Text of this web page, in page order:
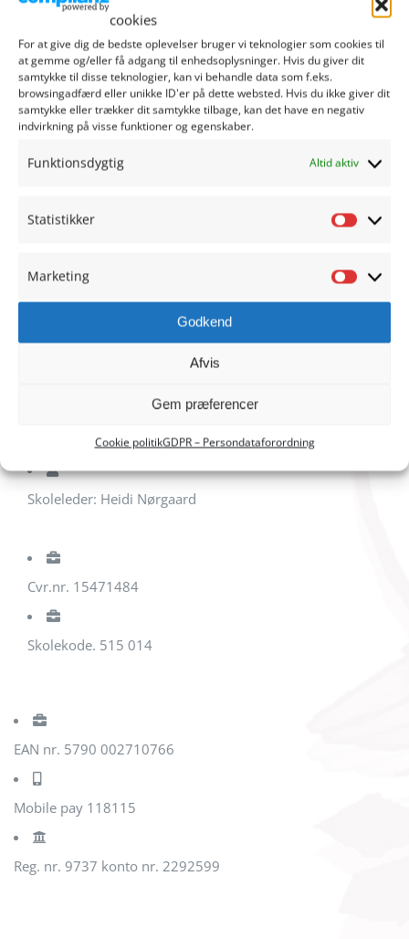
cookies
For at give dig de bedste oplevelser bruger vi teknologier som cookies til
at gemme og/eller få adgang til enhedsoplysninger. Hvis du giver dit
samtykke til disse teknologier, kan vi behandle data som f.eks.
browsingadfærd eller unikke ID'er på dette websted. Hvis du ikke giver dit
samtykke eller trækker dit samtykke tilbage, kan det have en negativ
indvirkning på visse funktioner og egenskaber.
Funktionsdygtig Altid aktiv
Statistikker
Marketing
Godkend
Afvis
Gem præferencer
Cookie politikGDPR – Persondataforordning
6100 Haderslev
Skolen: 7452 1946
mandag-torsdag: 07:45-14:00, fredag: 7.45-13.00
Skoleleder: Heidi Nørgaard
Cvr.nr. 15471484
Skolekode. 515 014
EAN nr. 5790 002710766
Mobile pay 118115
Reg. nr. 9737 konto nr. 2292599